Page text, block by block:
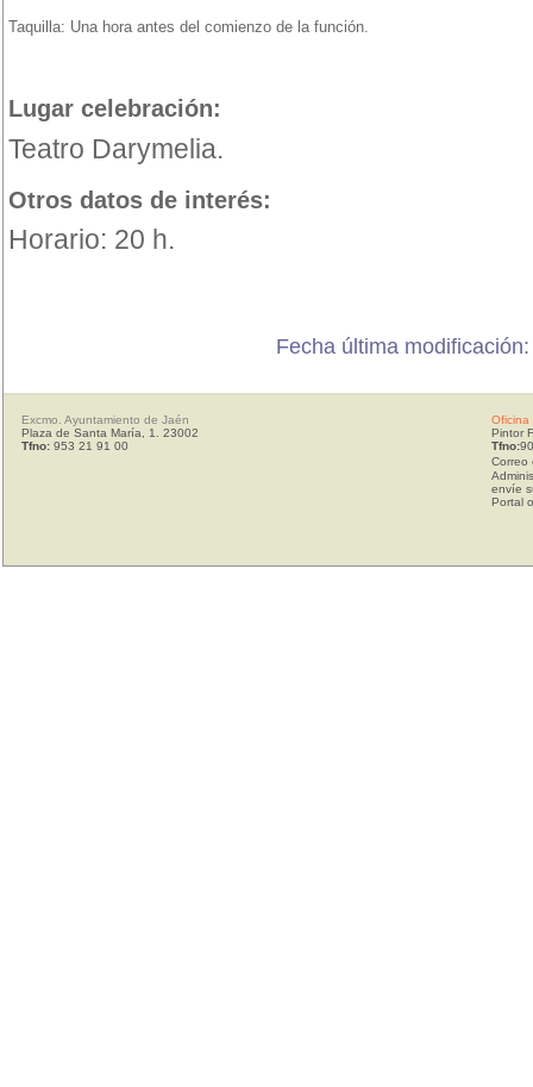
Taquilla: Una hora antes del comienzo de la función.
Lugar celebración:
Teatro Darymelia.
Otros datos de interés:
Horario: 20 h.
Fecha última
Excmo. Ayuntamiento de Jaén
Plaza de Santa María, 1. 23002
Tfno: 953 21 91 00
Oficina
Pintor
Tfno:
Correo
envíe
Portal